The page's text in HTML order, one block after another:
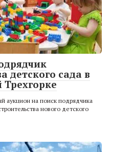
детского сада в
аукцион на поиск подрядчика
нового детского